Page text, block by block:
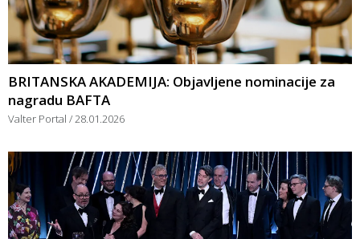
BRITANSKA AKADEMIJA: Objavljene nominacije za
nagradu BAFTA
Valter Portal 28.01.2026